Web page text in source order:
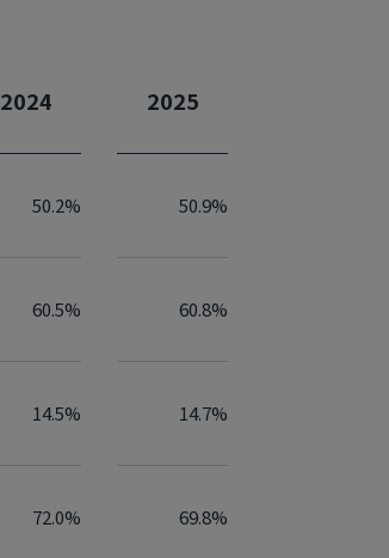
2024 2025
50.2% 50.9%
60.5% 60.8%
14.5% 14.7%
72.0% 69.8%